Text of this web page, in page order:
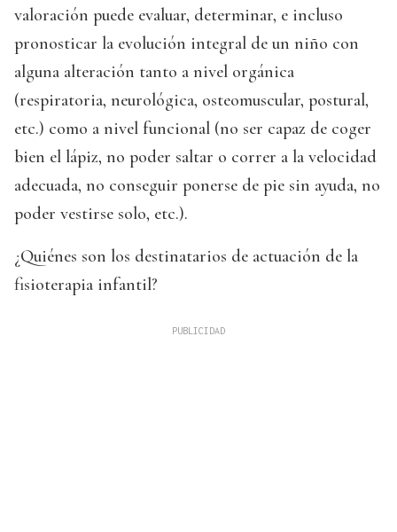
valoración puede evaluar, determinar, e incluso
pronosticar la evolución integral de un niño con
alguna alteración tanto a nivel orgánica
(respiratoria, neurológica, osteomuscular, postural,
etc.) como a nivel funcional (no ser capaz de coger
bien el lápiz, no poder saltar o correr a la velocidad
adecuada, no conseguir ponerse de pie sin ayuda, no
poder vestirse solo, etc.).
¿Quiénes son los destinatarios de actuación de la
fisioterapia infantil?